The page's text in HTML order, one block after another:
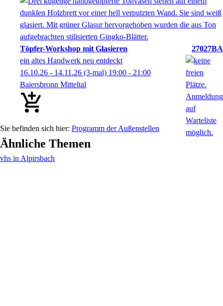
Töpfer-Workshop mit Glasieren
27027BA
ein altes Handwerk neu entdeckt
16.10.26 - 14.11.26 (3-mal) 19:00 - 21:00
Baiersbronn Mitteltal
Programm der Außenstellen
Ähnliche Themen
vhs in Alpirsbach